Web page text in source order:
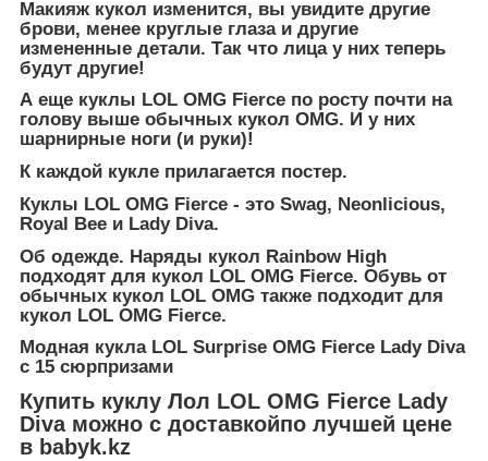
Макияж кукол изменится, вы увидите другие
брови, менее круглые глаза и другие
измененные детали. Так что лица у них теперь
будут другие!
А еще куклы LOL OMG Fierce по росту почти на
голову выше обычных кукол OMG. И у них
шарнирные ноги (и руки)!
К каждой кукле прилагается постер.
Куклы LOL OMG Fierce - это Swag, Neonlicious,
Royal Bee и Lady Diva.
Об одежде. Наряды кукол Rainbow High
подходят для кукол LOL OMG Fierce. Обувь от
обычных кукол LOL OMG также подходит для
кукол LOL OMG Fierce.
Модная кукла LOL Surprise OMG Fierce Lady Diva
с 15 сюрпризами
Купить куклу Лол LOL OMG Fierce Lady
Diva можно с доставкойпо лучшей цене
в babyk.kz